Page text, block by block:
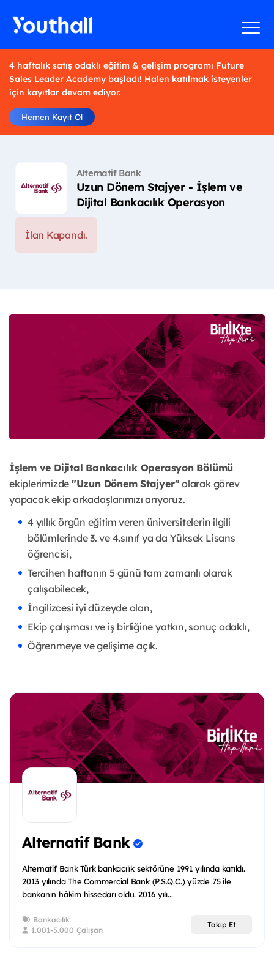
4 haftalık satış odaklı eğitim & gelişim programı Future
Sales Leader Academy başladı! Halen katılmak isteyenler
için kayıtlar devam ediyor.
Hemen Kayıt Ol
Alternatif Bank
Uzun Dönem Stajyer - İşlem ve
Dijital Bankacılık Operasyon
İlan Kapandı.
İşlem ve Dijital Bankacılık Operasyon Bölümü
ekiplerimizde "Uzun Dönem Stajyer" olarak görev
yapacak ekip arkadaşlarımızı arıyoruz.
4 yıllık örgün eğitim veren üniversitelerin ilgili
bölümlerinde 3. ve 4.sınıf ya da Yüksek Lisans
öğrencisi,
Tercihen haftanın 5 günü tam zamanlı olarak
çalışabilecek,
İngilizcesi iyi düzeyde olan,
Ekip çalışması ve iş birliğine yatkın, sonuç odaklı,
Öğrenmeye ve gelişime açık.
Alternatif Bank
Alternatif Bank Türk bankacılık sektörüne 1991 yılında katıldı.
2013 yılında The Commercial Bank (P.S.Q.C.) yüzde 75 ile
bankanın hâkim hissedarı oldu. 2016 yılı...
Bankacılık
1.001-5.000 Çalışan
Takip Et